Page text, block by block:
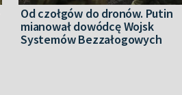
Od czołgów do dronów. Putin
mianował dowódcę Wojsk
Systemów Bezzałogowych